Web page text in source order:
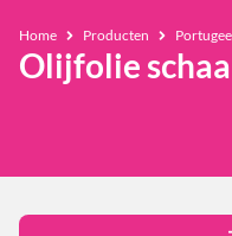
Home Producten
Olijfolie